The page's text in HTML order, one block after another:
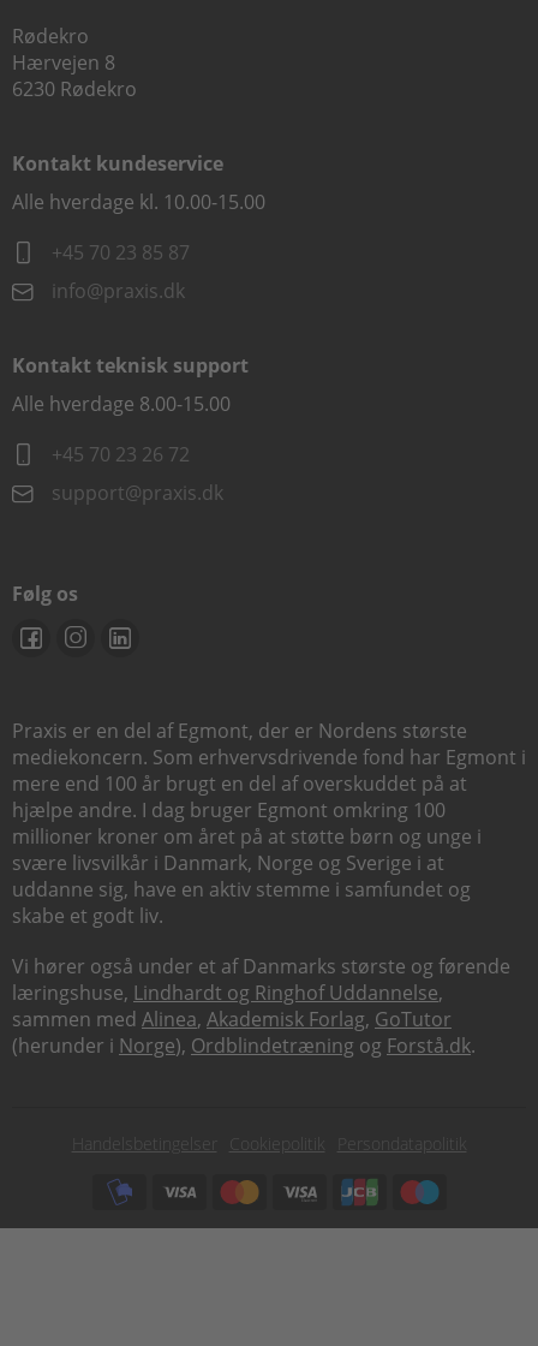
Rødekro
Hærvejen 8
6230 Rødekro
Kontakt kundeservice
Alle hverdage kl. 10.00-15.00
+45 70 23 85 87
info@praxis.dk
Kontakt teknisk support
Alle hverdage 8.00-15.00
+45 70 23 26 72
support@praxis.dk
Følg os
Praxis er en del af Egmont, der er Nordens største
mediekoncern. Som erhvervsdrivende fond har Egmont i
mere end 100 år brugt en del af overskuddet på at
hjælpe andre. I dag bruger Egmont omkring 100
millioner kroner om året på at støtte børn og unge i
svære livsvilkår i Danmark, Norge og Sverige i at
uddanne sig, have en aktiv stemme i samfundet og
skabe et godt liv.
Vi hører også under et af Danmarks største og førende
læringshuse, Lindhardt og Ringhof Uddannelse,
sammen med Alinea, Akademisk Forlag, GoTutor
(herunder i Norge), Ordblindetræning og Forstå.dk.
Subfooter
Handelsbetingelser Cookiepolitik
Persondatapolitik
Subfooter
payment
options